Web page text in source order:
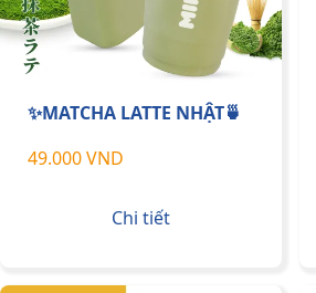
✨MATCHA LATTE NHẬT🍵
49.000 VND
Chi tiết